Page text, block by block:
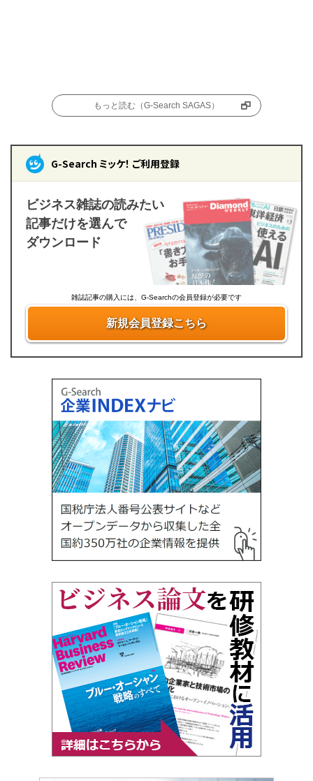
もっと読む（G-Search SAGAS）
G-Search ミッケ！ ご利用登録
ビジネス雑誌の読みたい
記事だけを選んで
ダウンロード
雑誌記事の購入には、G-Searchの会員登録が必要です
新規会員登録こちら